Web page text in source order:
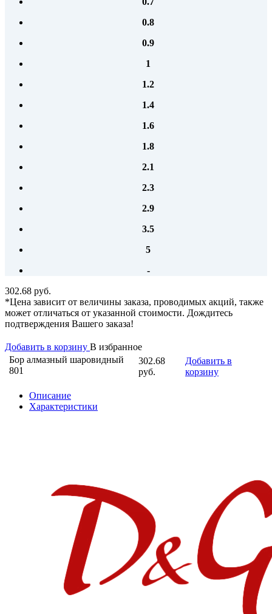
0.8
0.9
1
1.2
1.4
1.6
1.8
2.1
2.3
2.9
3.5
5
-
302.68 руб.
*Цена зависит от величины заказа, проводимых акций, также
может отличаться от указанной стоимости. Дождитесь
подтверждения Вашего заказа!
Добавить в корзину В избранное
Бор алмазный шаровидный
801
302.68
руб.
Добавить в
корзину
Описание
Характеристики